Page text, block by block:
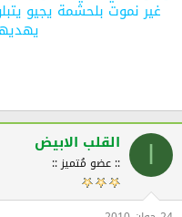
غير نموت بلحشمة يجيو
القلب الابيض
:: عضو مُتميز ::